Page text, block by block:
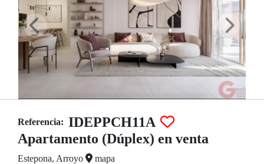
Referencia: IDEPPCH11A
Apartamento (Dúplex) en venta
Estepona, Arroyo mapa